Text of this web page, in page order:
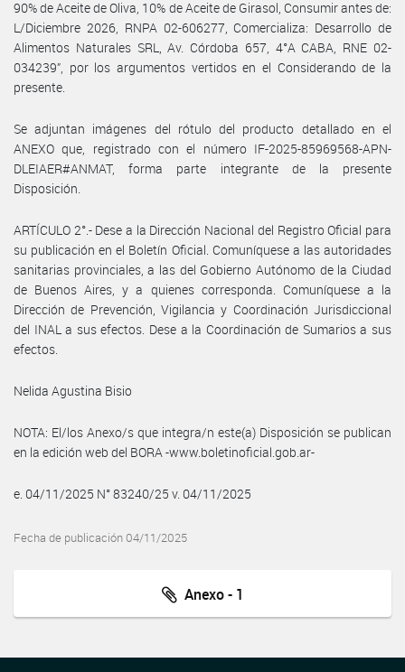
90% de Aceite de Oliva, 10% de Aceite de Girasol, Consumir antes de:
L/Diciembre 2026, RNPA 02-606277, Comercializa: Desarrollo de
Alimentos Naturales SRL, Av. Córdoba 657, 4°A CABA, RNE 02-
034239”, por los argumentos vertidos en el Considerando de la
presente.
Se adjuntan imágenes del rótulo del producto detallado en el
ANEXO que, registrado con el número IF-2025-85969568-APN-
DLEIAER#ANMAT, forma parte integrante de la presente
Disposición.
ARTÍCULO 2°.- Dese a la Dirección Nacional del Registro Oficial para
su publicación en el Boletín Oficial. Comuníquese a las autoridades
sanitarias provinciales, a las del Gobierno Autónomo de la Ciudad
de Buenos Aires, y a quienes corresponda. Comuníquese a la
Dirección de Prevención, Vigilancia y Coordinación Jurisdiccional
del INAL a sus efectos. Dese a la Coordinación de Sumarios a sus
efectos.
Nelida Agustina Bisio
NOTA: El/los Anexo/s que integra/n este(a) Disposición se publican
en la edición web del BORA -www.boletinoficial.gob.ar-
e. 04/11/2025 N° 83240/25 v. 04/11/2025
Fecha de publicación 04/11/2025
Anexo - 1